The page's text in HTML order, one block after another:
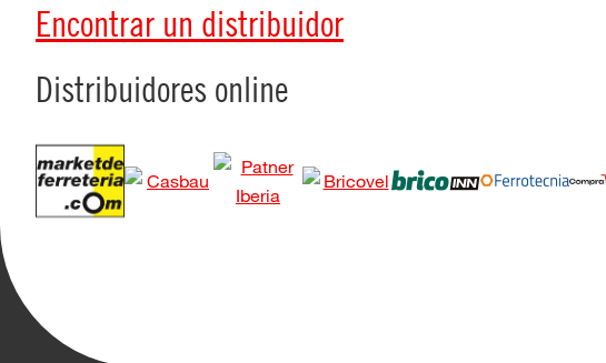
Encontrar un distribuidor
Distribuidores online